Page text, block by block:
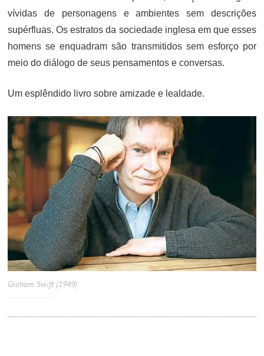
vívidas de personagens e ambientes sem descrições
supérfluas. Os estratos da sociedade inglesa em que esses
homens se enquadram são transmitidos sem esforço por
meio do diálogo de seus pensamentos e conversas.
Um esplêndido livro sobre amizade e lealdade.
Graham Swift (1949)